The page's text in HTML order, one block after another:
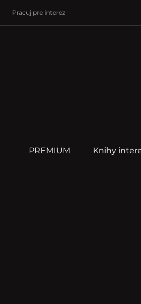
Pracuj pre interez
PREMIUM Knihy